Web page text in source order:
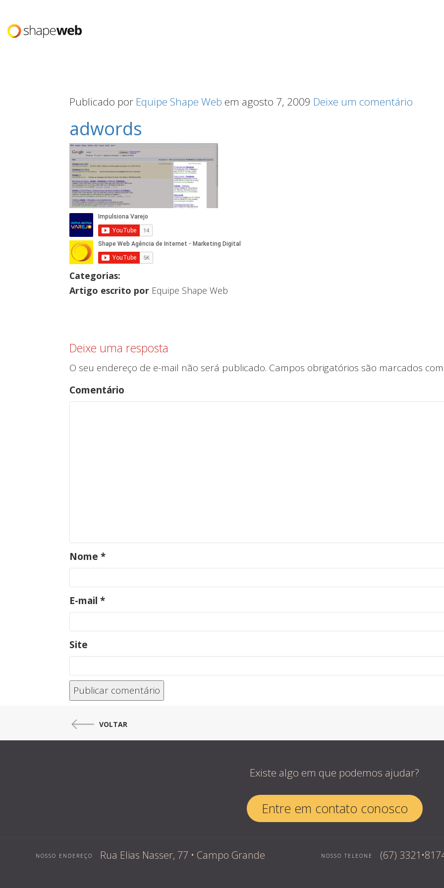
Publicado por Equipe Shape Web em agosto 7, 2009 Deixe um comentário
adwords
Categorias:
Artigo escrito por Equipe Shape Web
Deixe uma resposta
O seu endereço de e-mail não será publicado. Campos obrigatórios são marcados
Comentário
Nome *
E-mail *
Site
VOLTAR
Existe algo em que podemos ajudar?
Entre em contato conosco
NOSSO ENDEREÇO Rua Elias Nasser, 77 • Campo Grande NOSSO TELEONE (67)